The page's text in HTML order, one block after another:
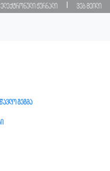
ჟურნალი ვებ მეილი
გეგმა